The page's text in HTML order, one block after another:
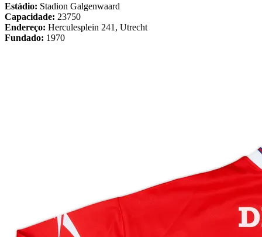
Estádio: Stadion Galgenwaard
Capacidade: 23750
Endereço: Herculesplein 241, Utrecht
Fundado: 1970